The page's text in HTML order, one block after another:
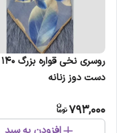
دست دوز زنانه
793,000